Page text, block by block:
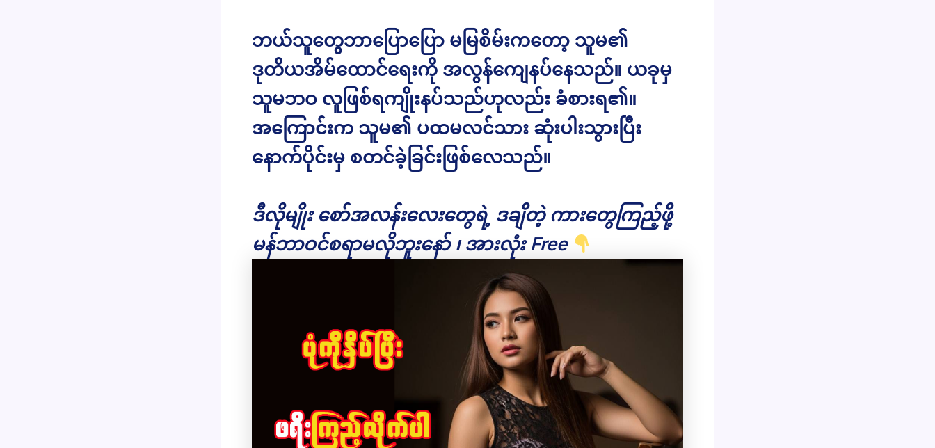
ဘယ်သူတွေဘာပြောပြော မမြစိမ်းကတော့ သူမ၏
ဒုတိယအိမ်ထောင်ရေးကို အလွန်ကျေနပ်နေသည်။ ယခုမှ
သူမဘဝ လူဖြစ်ရကျိုးနပ်သည်ဟုလည်း ခံစားရ၏။
အကြောင်းက သူမ၏ ပထမလင်သား ဆုံးပါးသွားပြီး
နောက်ပိုင်းမှ စတင်ခဲ့ခြင်းဖြစ်လေသည်။
ဒီလိုမျိုး စော်အလန်းလေးတွေရဲ့ ဒချိတဲ့ ကားတွေကြည့်ဖို့
မန်ဘာဝင်စရာမလိုဘူးနော် ၊ အားလုံး Free